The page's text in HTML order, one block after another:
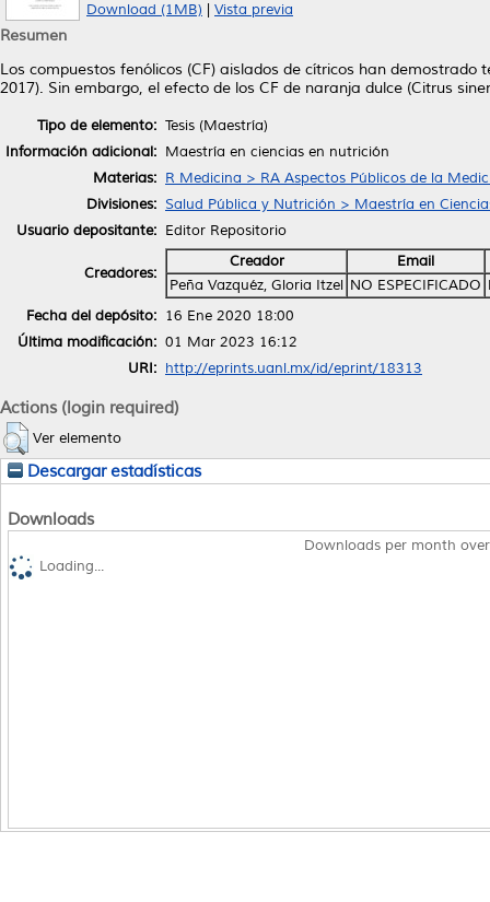
Download (1MB) Vista previa
Resumen
Los compuestos fenólicos (CF) aislados de cítricos han
2017). Sin embargo, el efecto de los CF de naranja dulce (Citrus
Tipo de elemento: Tesis (Maestría)
Información adicional: Maestría en ciencias en nutrición
Materias: R Medicina > RA Aspectos Públicos de la
Divisiones: Salud Pública y Nutrición > Maestría en
Usuario depositante: Editor Repositorio
Creadores:
Creador
Email
Peña Vazquéz, Gloria Itzel NO ESPECIFICADO
Fecha del depósito: 16 Ene 2020 18:00
Última modificación: 01 Mar 2023 16:12
URI: http://eprints.uanl.mx/id/eprint/18313
Actions (login required)
Ver elemento
Descargar estadísticas
Downloads
Downloads per month
Loading...